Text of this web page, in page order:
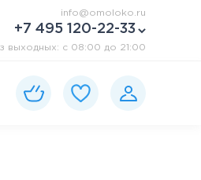
info@omoloko.ru
+7 495 120-22-33
выходных: c 08:00 до 21:00